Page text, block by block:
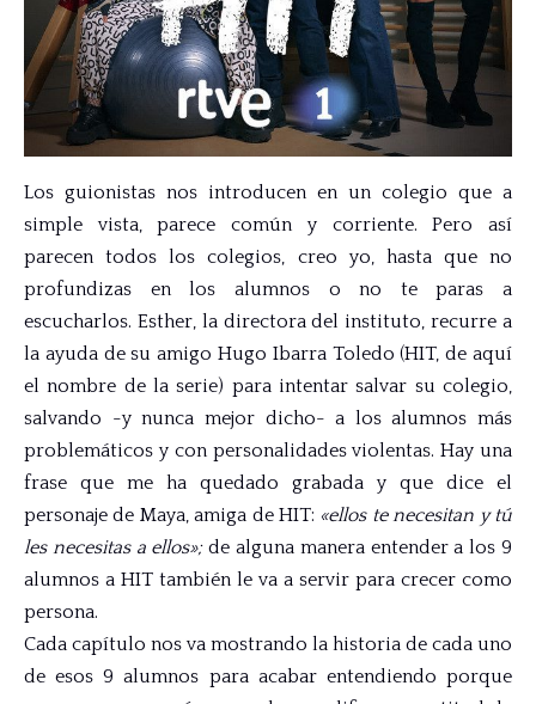
Los guionistas nos introducen en un colegio que a
simple vista, parece común y corriente. Pero así
parecen todos los colegios, creo yo, hasta que no
profundizas en los alumnos o no te paras a
escucharlos. Esther, la directora del instituto, recurre a
la ayuda de su amigo Hugo Ibarra Toledo (HIT, de aquí
el nombre de la serie) para intentar salvar su colegio,
salvando -y nunca mejor dicho- a los alumnos más
problemáticos y con personalidades violentas. Hay una
frase que me ha quedado grabada y que dice el
personaje de Maya, amiga de HIT: «ellos te necesitan y tú
les necesitas a ellos»;de alguna manera entender a los 9
alumnos a HIT también le va a servir para crecer como
persona.
Cada capítulo nos va mostrando la historia de cada uno
de esos 9 alumnos para acabar entendiendo porque